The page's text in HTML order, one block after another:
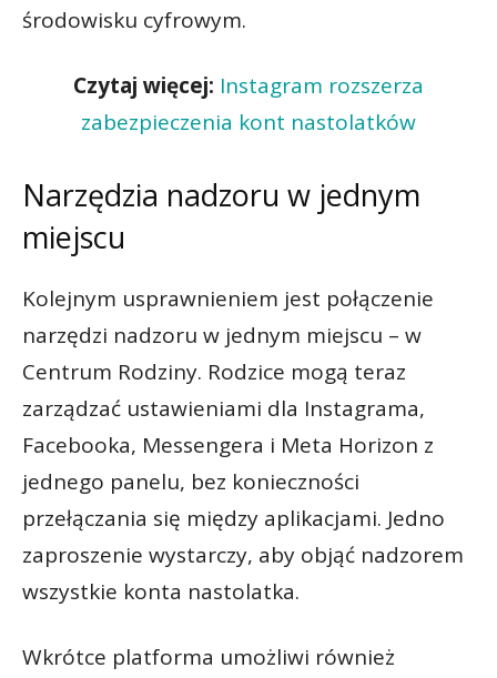
środowisku cyfrowym.
Czytaj więcej: Instagram rozszerza
zabezpieczenia kont nastolatków
Narzędzia nadzoru w jednym
miejscu
Kolejnym usprawnieniem jest połączenie
narzędzi nadzoru w jednym miejscu – w
Centrum Rodziny. Rodzice mogą teraz
zarządzać ustawieniami dla Instagrama,
Facebooka, Messengera i Meta Horizon z
jednego panelu, bez konieczności
przełączania się między aplikacjami. Jedno
zaproszenie wystarczy, aby objąć nadzorem
wszystkie konta nastolatka.
Wkrótce platforma umożliwi również